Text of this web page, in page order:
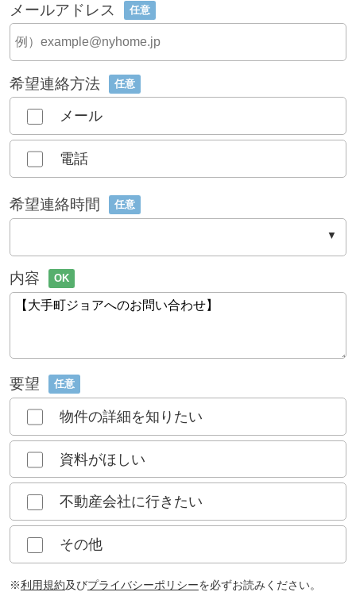
メールアドレス 任意
希望連絡方法 任意
メール
電話
希望連絡時間 任意
内容 OK
要望 任意
物件の詳細を知りたい
資料がほしい
不動産会社に行きたい
その他
※利用規約及びプライバシーポリシーを必ずお読みください。